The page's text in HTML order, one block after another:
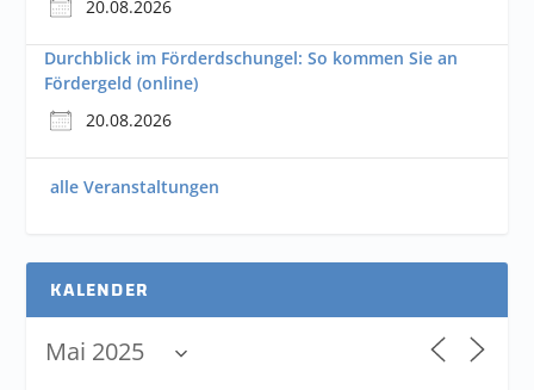
20.08.2026
Durchblick im Förderdschungel: So kommen Sie an
Fördergeld (online)
20.08.2026
alle Veranstaltungen
KALENDER